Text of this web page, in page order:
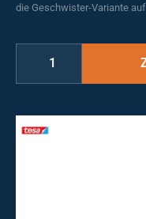
die Geschwister-Variante